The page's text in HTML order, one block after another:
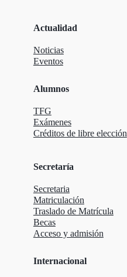
Actualidad
Noticias
Eventos
Alumnos
TFG
Exámenes
Créditos de libre elección
Secretaría
Secretaria
Matriculación
Traslado de Matrícula
Becas
Acceso y admisión
Internacional